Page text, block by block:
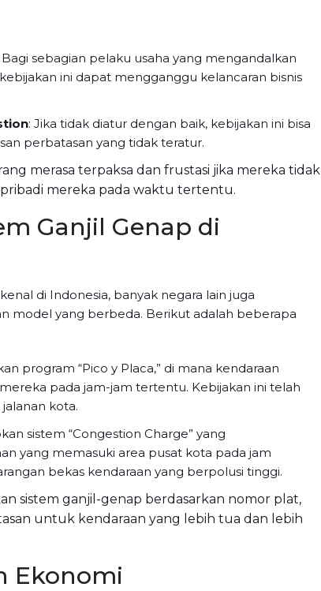
Bagi sebagian pelaku usaha yang mengandalkan
ini dapat mengganggu kelancaran bisnis
: Jika tidak diatur dengan baik, kebijakan ini bisa
perbatasan yang tidak teratur.
merasa terpaksa dan frustasi jika mereka tidak
mereka pada waktu tertentu.
Ganjil Genap di
di Indonesia, banyak negara lain juga
model yang berbeda. Berikut adalah beberapa
program “Pico y Placa,” di mana kendaraan
pada jam-jam tertentu. Kebijakan ini telah
kota.
sistem “Congestion Charge” yang
yang memasuki area pusat kota pada jam
bekas kendaraan yang berpolusi tinggi.
sistem ganjil-genap berdasarkan nomor plat,
untuk kendaraan yang lebih tua dan lebih
Ekonomi